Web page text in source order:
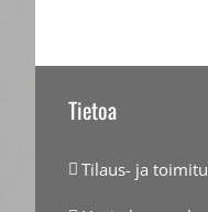
Tietoa
Tilaus- ja